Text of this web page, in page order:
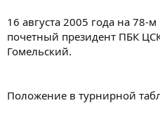
16 августа 2005 года на 78-
почетный президент ПБК
Гомельский.
Положение в турнирной